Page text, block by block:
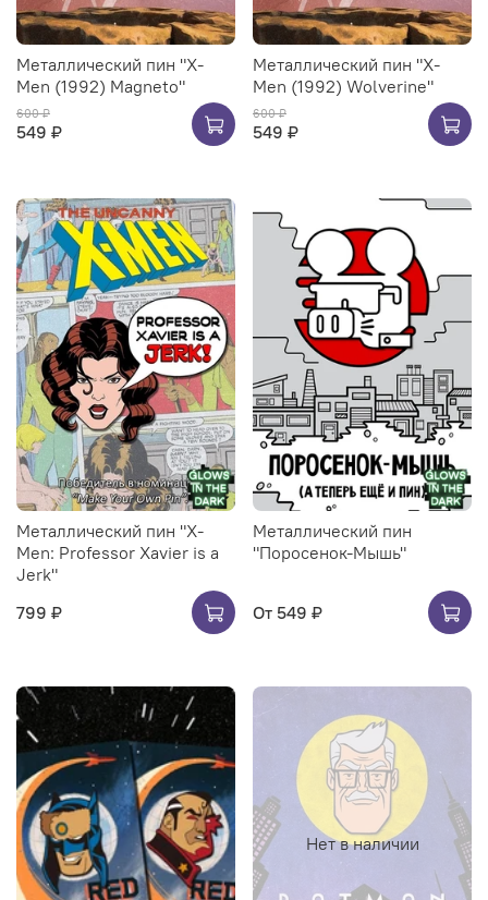
Металлический пин "X-
Men (1992) Magneto"
600 ₽
549 ₽
Металлический пин "X-
Men (1992) Wolverine"
600 ₽
549 ₽
Металлический пин "X-
Men: Professor Xavier is a
Jerk"
799 ₽
Металлический пин
"Поросенок-Мышь"
От 549 ₽
Нет в наличии